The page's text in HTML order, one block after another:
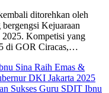
ditorehkan oleh
Kejuaraan
Kompetisi yang
di GOR Ciracas,…
Sina Raih Emas &
DKI Jakarta 2025